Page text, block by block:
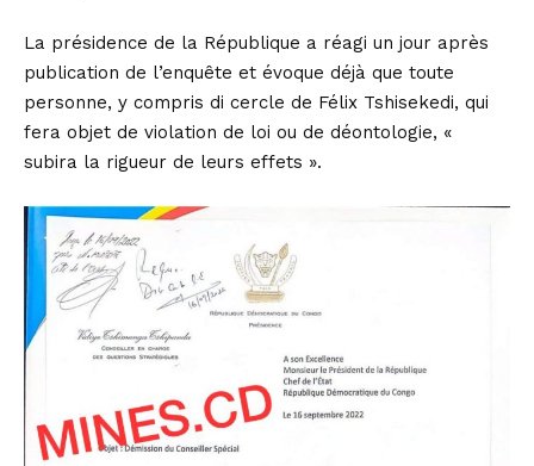
La présidence de la République a réagi un jour après
publication de l’enquête et évoque déjà que toute
personne, y compris di cercle de Félix Tshisekedi, qui
fera objet de violation de loi ou de déontologie, «
subira la rigueur de leurs effets ».